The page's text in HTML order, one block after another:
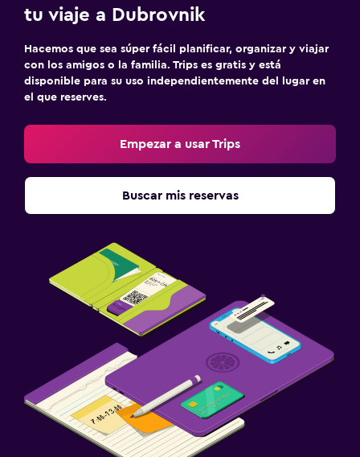
tu viaje a Dubrovnik
Hacemos que sea súper fácil planificar, organizar y viajar
con los amigos o la familia. Trips es gratis y está
disponible para su uso independientemente del lugar en
el que reserves.
Empezar a usar Trips
Buscar mis reservas